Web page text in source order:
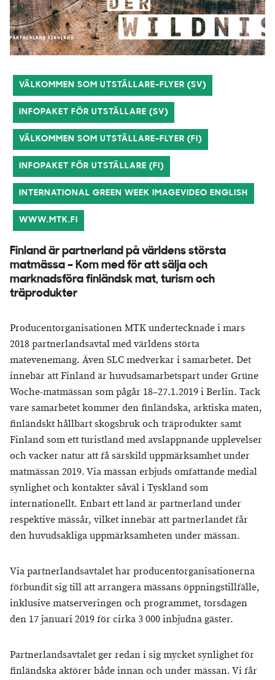
VÄLKOMMEN SOM UTSTÄLLARE-FLYER (SV)
INFOPAKET FÖR UTSTÄLLARE (SV)
VÄLKOMMEN SOM UTSTÄLLARE-FLYER (FI)
INFOPAKET FÖR UTSTÄLLARE (FI)
INTERNATIONAL GREEN WEEK IMAGEVIDEO ENGLISH
WWW.MTK.FI
Finland är partnerland på världens största
matmässa – Kom med för att sälja och
marknadsföra finländsk mat, turism och
träprodukter
Producentorganisationen MTK undertecknade i mars
2018 partnerlandsavtal med världens störta
matevenemang. Även SLC medverkar i samarbetet. Det
innebär att Finland är huvudsamarbetspart under Grüne
Woche-matmässan som pågår 18–27.1.2019 i Berlin. Tack
vare samarbetet kommer den finländska, arktiska maten,
finländskt hållbart skogsbruk och träprodukter samt
Finland som ett turistland med avslappnande upplevelser
och vacker natur att få särskild uppmärksamhet under
matmässan 2019. Via mässan erbjuds omfattande medial
synlighet och kontakter såväl i Tyskland som
internationellt. Enbart ett land är partnerland under
respektive mässår, vilket innebär att partnerlandet får
den huvudsakliga uppmärksamheten under mässan.
Via partnerlandsavtalet har producentorganisationerna
förbundit sig till att arrangera mässans öppningstillfälle,
inklusive matserveringen och programmet, torsdagen
den 17 januari 2019 för cirka 3 000 inbjudna gäster.
Partnerlandsavtalet ger redan i sig mycket synlighet för
finländska aktörer både innan och under mässan. Vi får